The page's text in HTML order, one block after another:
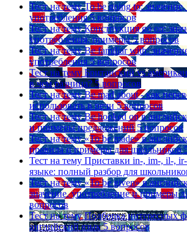
Тест на тему To be going to:
употребления 5 вопросов
Тест на тему Конструкция go on:
употребления, примеры 5 вопросов
Тест на тему Be familiar with:
употребления 5 вопросов
Тест на тему Британский vs
в чем разница? 5 вопросов
Тест на тему Be mad about - как
использовать в речи 5 вопросов
Тест на тему Be hooked on в
и примеры предложений 5 вопросов
Тест на тему «To be made» в
правила и примеры для школьников
Тест на тему Приставки in-, im-, il-,
языке: полный разбор для
Тест на тему «To be given» в
значение, употребление и примеры
вопросов
Тест на тему Подборка интересных
английский язык 5 вопросов